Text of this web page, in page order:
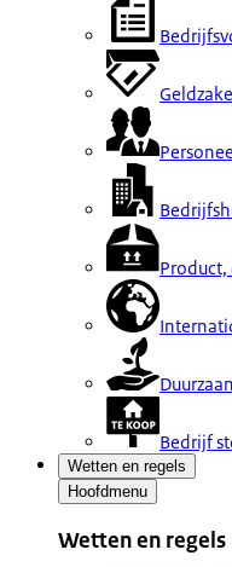
Personeel
Bedrijf
Wetten en regels
Hoofdmenu
Wetten en regels